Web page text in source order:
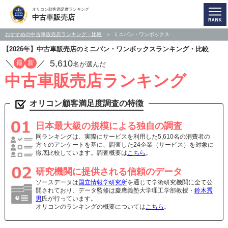
オリコン顧客満足度ランキング
中古車販売店
おすすめの中古車販売店ランキング・比較 ミニバン・ワンボックス
【2026年】中古車販売店のミニバン・ワンボックスランキング・比較
／ 最 新 ／ 5,610名が選んだ
中古車販売店ランキング
オリコン顧客満足度調査の特徴
日本最大級の規模による独自の調査
同ランキングは、実際にサービスを利用した5,610名の消費者の
方々のアンケートを基に、調査した24企業（サービス）を対象に
徹底比較しています。調査概要はこちら 。
研究機関に提供される信頼のデータ
ソースデータは 国立情報学研究所を通じて学術研究機関に全て公
開されており、データ監修は慶應義塾大学理工学部教授・ 鈴木秀
男 氏が行っています。
オリコンのランキングの概要についてはこちら 。